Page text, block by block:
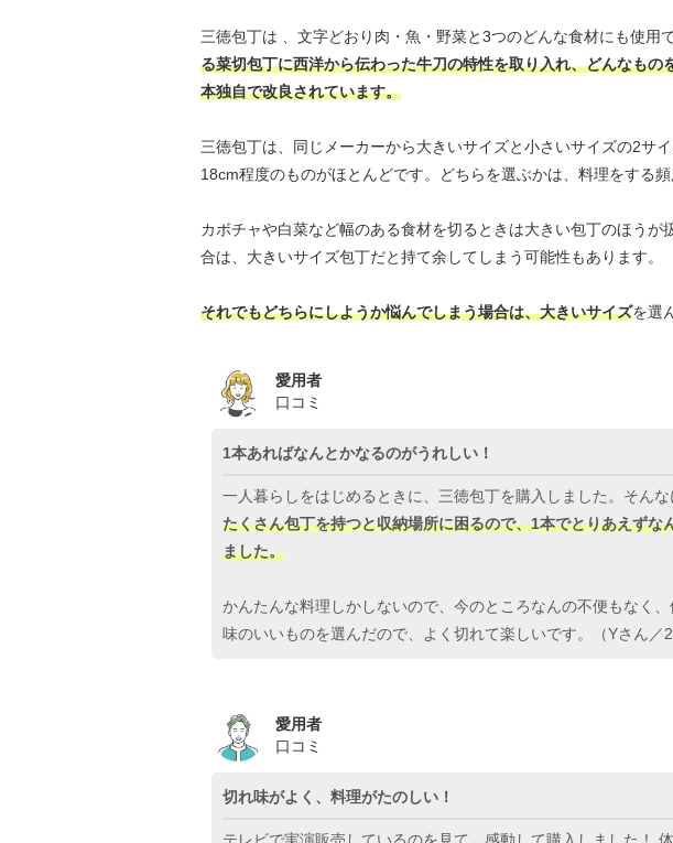
三徳包丁は 、文字どおり肉・魚・野菜と3つのどんな食材にも使用
る菜切包丁に西洋から伝わった牛刀の特性を取り入れ、どんなもの
本独自で改良されています。
三徳包丁は、同じメーカーから大きいサイズと小さいサイズの2サ
18cm程度のものがほとんどです。どちらを選ぶかは、料理をする
カボチャや白菜など幅のある食材を切るときは大きい包丁のほうが
合は、大きいサイズ包丁だと持て余してしまう可能性もあります。
それでもどちらにしようか悩んでしまう場合は、大きいサイズを選
愛用者
口コミ
1本あればなんとかなるのがうれしい！
一人暮らしをはじめるときに、三徳包丁を購入しました。そんな
たくさん包丁を持つと収納場所に困るので、1本でとりあえずな
ました。
かんたんな料理しかしないので、今のところなんの不便もなく
味のいいものを選んだので、よく切れて楽しいです。（Yさん／
愛用者
口コミ
切れ味がよく、料理がたのしい！